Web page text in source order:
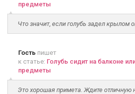
предметы
Что значит, если голубь задел крылом
Гость пишет
к статье: Голубь сидит на балконе
предметы
Это хорошая примета. Ждите отличную